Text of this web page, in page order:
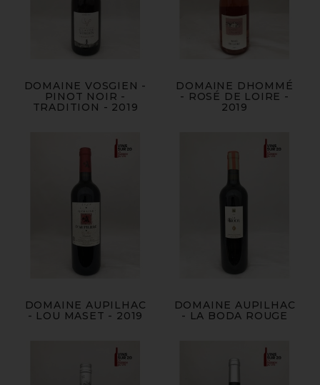
DOMAINE VOSGIEN -
PINOT NOIR -
TRADITION - 2019
DOMAINE DHOMMÉ
- ROSÉ DE LOIRE -
2019
DOMAINE AUPILHAC
- LOU MASET - 2019
DOMAINE AUPILHAC
- LA BODA ROUGE